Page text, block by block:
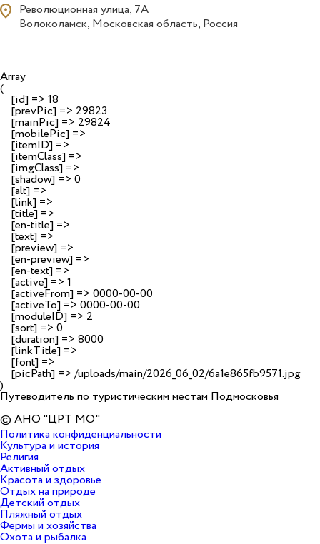
Революционная улица, 7А
Волоколамск, Московская область, Россия
Array
(
    [id] => 18
    [prevPic] => 29823
    [mainPic] => 29824
    [mobilePic] =>
    [itemID] =>
    [itemClass] =>
    [imgClass] =>
    [shadow] => 0
    [alt] =>
    [link] =>
    [title] =>
    [en-title] =>
    [text] =>
    [preview] =>
    [en-preview] =>
    [en-text] =>
    [active] => 1
    [activeFrom] => 0000-00-00
    [activeTo] => 0000-00-00
    [moduleID] => 2
    [sort] => 0
    [duration] => 8000
    [linkTitle] =>
    [font] =>
    [picPath] => /uploads/main/2026_06_02/6a1e865fb9571.jpg
Путеводитель по туристическим местам Подмосковья
© АНО "ЦРТ МО"
Политика конфиденциальности
Культура и история
Религия
Активный отдых
Красота и здоровье
Отдых на природе
Детский отдых
Пляжный отдых
Фермы и хозяйства
Охота и рыбалка